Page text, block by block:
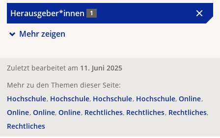
Herausgeber*innen 1
Mehr zeigen
Zuletzt bearbeitet am 11. Juni 2025
Mehr zu den Themen dieser Seite:
Hochschule Hochschule Hochschule Hochschule Online
Online Online Online Rechtliches Rechtliches Rechtliches
Rechtliches